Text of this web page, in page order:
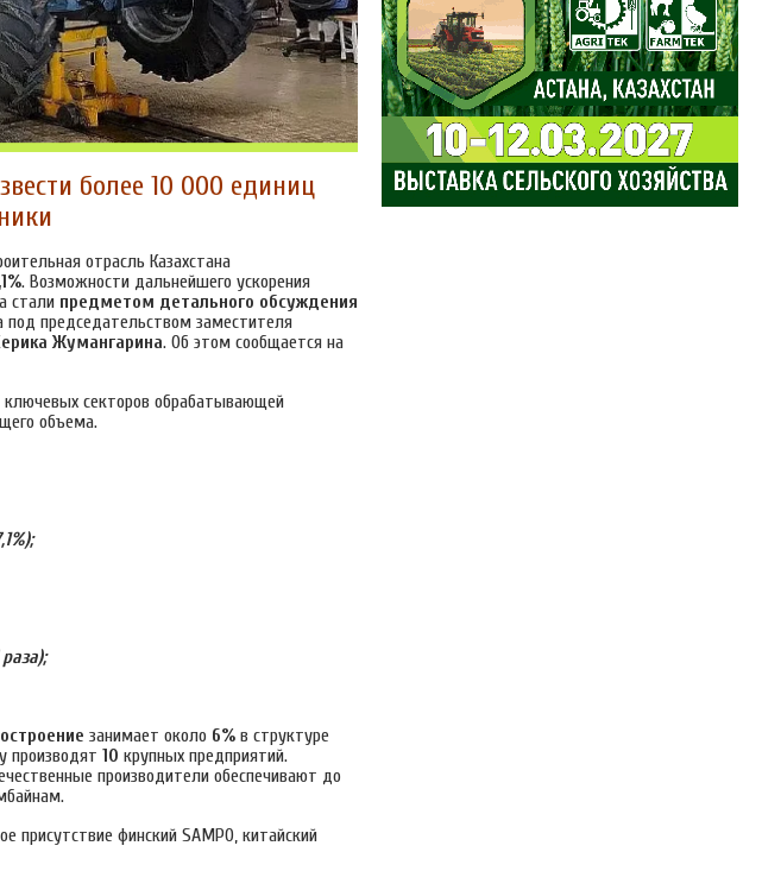
более 10 000 единиц
отрасль Казахстана
. Возможности дальнейшего ускорения
стали предметом детального обсуждения
под председательством заместителя
Жумангарина. Об этом сообщается на
секторов обрабатывающей
объема.
занимает около 6% в структуре
производят 10 крупных предприятий.
производители обеспечивают до
присутствие финский SAMPO, китайский